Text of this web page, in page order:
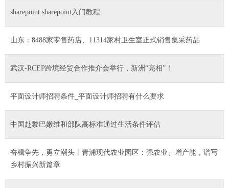
sharepoint sharepoint入门教程
山东：8488家零售药店、11314家村卫生室正式销售集采药品
武汉-RCEP跨境经贸合作推介会举行，新洲“亮相”！
平面设计师招聘条件_平面设计师招聘有什么要求
中国赴黎巴嫩维和部队高标准通过生活条件评估
奋楫争先，勇立潮头丨青浦现代农业园区：强农业、增产能，谱写
乡村振兴新篇章